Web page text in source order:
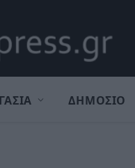
ΔΗΜΟΣΙΟ